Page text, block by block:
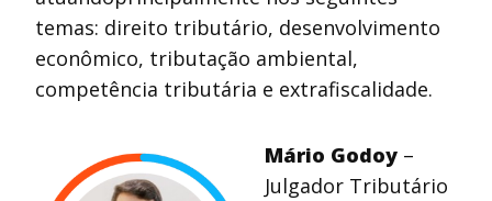
temas: direito tributário, desenvolvimento
econômico, tributação ambiental,
competência tributária e extrafiscalidade.
Mário Godoy –
Julgador Tributário